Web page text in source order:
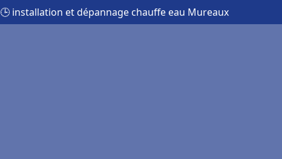
🕒 installation et dépannage chauffe eau Mureaux